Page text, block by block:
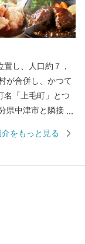
し、人口約７，
が合併し、かつて
名「上毛町」とつ
県中津市と隣接
分県中津市を中心
に恵まれており
介をもっと見る